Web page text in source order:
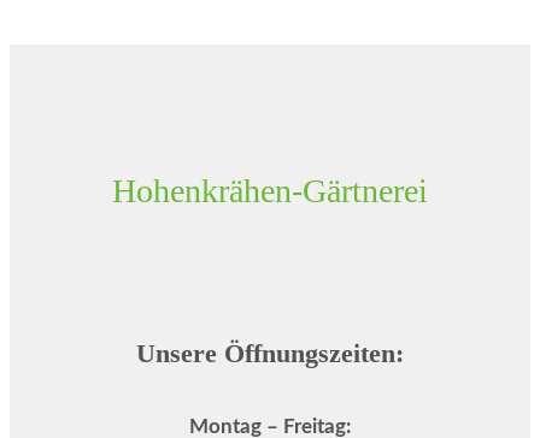
Hohenkrähen-Gärtnerei
Unsere Öffnungszeiten:
Montag – Freitag: